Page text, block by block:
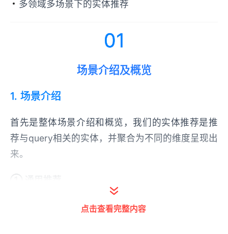
多领域多场景下的实体推荐
01
场景介绍及概览
1. 场景介绍
首先是整体场景介绍和概览，我们的实体推荐是推
荐与query相关的实体，并聚合为不同的维度呈现出
来。
举例：query为“刘德华”，推荐相关的人物与影视。
点击查看完整内容